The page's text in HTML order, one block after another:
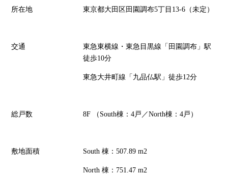
所在地 東京都大田区田園調布5丁目13-6（未定）
交通
東急東横線・東急目黒線「田園調布」駅
徒歩10分
東急大井町線「九品仏駅」徒歩12分
総戸数 8F （South棟：4戸／North棟：4戸）
敷地面積 South 棟：507.89 m2
North 棟：751.47 m2